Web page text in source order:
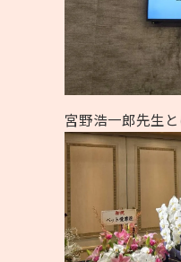
宮野浩一郎先生